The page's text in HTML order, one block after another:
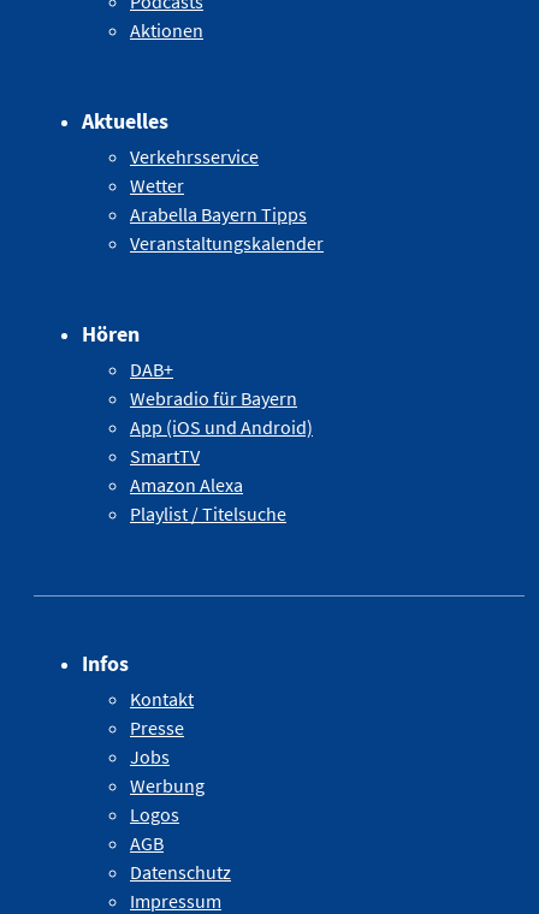
Aktionen
Aktuelles
Verkehrsservice
Wetter
Arabella Bayern Tipps
Veranstaltungskalender
Hören
DAB+
Webradio für Bayern
App (iOS und Android)
SmartTV
Amazon Alexa
Playlist / Titelsuche
Infos
Kontakt
Presse
Jobs
Werbung
Logos
AGB
Datenschutz
Impressum